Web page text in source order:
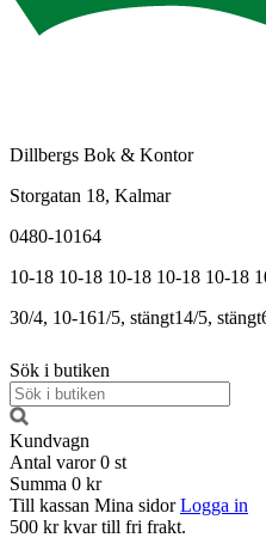
Dillbergs Bok & Kontor
Storgatan 18, Kalmar
0480-10164
10-18 10-18 10-18 10-18 10-18
30/4, 10-161/5, stängt14/5, stängt
Sök i butiken
Kundvagn
Antal varor 0 st
Summa 0 kr
Till kassan Mina sidor Logga in
500 kr kvar till fri frakt.